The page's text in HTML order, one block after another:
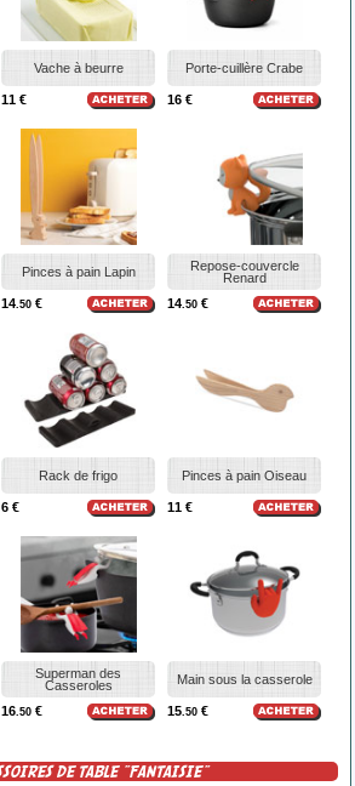
Vache à beurre
11 €
Porte-cuillère Crabe
16 €
Pinces à pain Lapin
14.50 €
Repose-couvercle
Renard
14.50 €
Rack de frigo
6 €
Pinces à pain Oiseau
11 €
Superman des
Casseroles
16.50 €
Main sous la casserole
15.50 €
DE TABLE "FANTAISIE"